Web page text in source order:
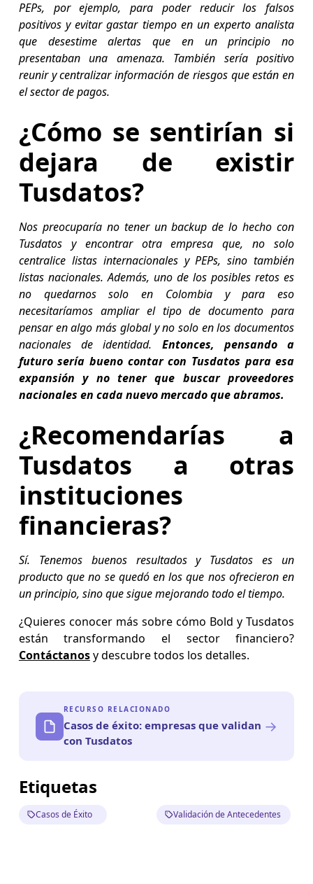
PEPs, por ejemplo, para poder reducir los falsos
positivos y evitar gastar tiempo en un experto analista
que desestime alertas que en un principio no
presentaban una amenaza. También sería positivo
reunir y centralizar información de riesgos que están en
el sector de pagos.
¿Cómo se sentirían si
dejara de existir
Tusdatos?
Nos preocuparía no tener un backup de lo hecho con
Tusdatos y encontrar otra empresa que, no solo
centralice listas internacionales y PEPs, sino también
listas nacionales. Además, uno de los posibles retos es
no quedarnos solo en Colombia y para eso
necesitaríamos ampliar el tipo de documento para
pensar en algo más global y no solo en los documentos
nacionales de identidad. Entonces, pensando a
futuro sería bueno contar con Tusdatos para esa
expansión y no tener que buscar proveedores
nacionales en cada nuevo mercado que abramos.
¿Recomendarías a
Tusdatos a otras
instituciones
financieras?
Sí. Tenemos buenos resultados y Tusdatos es un
producto que no se quedó en los que nos ofrecieron en
un principio, sino que sigue mejorando todo el tiempo.
¿Quieres conocer más sobre cómo Bold y Tusdatos
están transformando el sector financiero?
Contáctanosy descubre todos los detalles.
RECURSO RELACIONADO
Casos de éxito: empresas que validan
con Tusdatos
→
Etiquetas
Casos de Éxito Validación de Antecedentes